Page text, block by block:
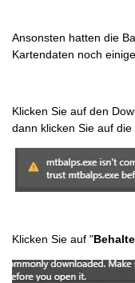
Ansonsten hatten die
Kartendaten noch
Klicken Sie auf den
dann klicken Sie auf
Klicken Sie auf "